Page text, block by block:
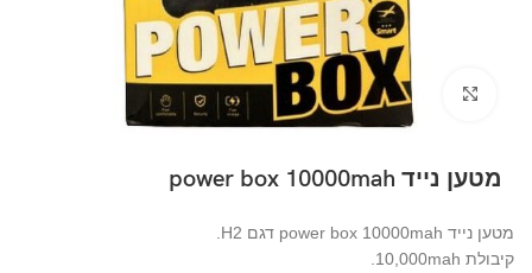
Click to enlarge
מטען נייד power box 10000mah
מטען נייד power box 10000mah דגם H2.
קיבולת 10,000mah.